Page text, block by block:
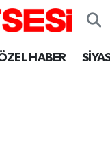
HABER